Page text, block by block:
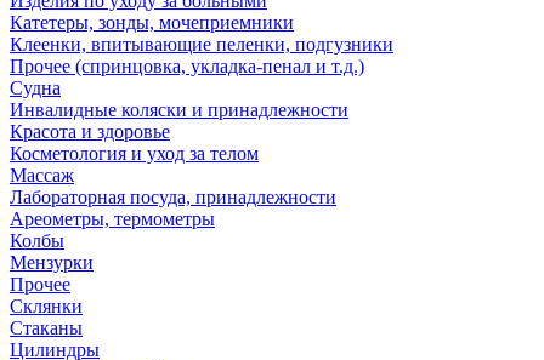
Катетеры, зонды, мочеприемники
Клеенки, впитывающие пеленки, подгузники
Прочее (спринцовка, укладка-пенал и т.д.)
Судна
Инвалидные коляски и принадлежности
Красота и здоровье
Косметология и уход за телом
Массаж
Лабораторная посуда, принадлежности
Ареометры, термометры
Колбы
Мензурки
Прочее
Склянки
Стаканы
Цилиндры